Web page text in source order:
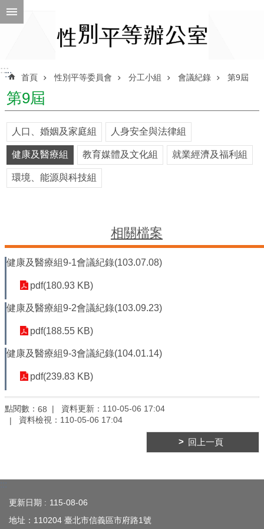
跳到主要內容區塊
ENGLISH
性
別
平
等
平
員
會
別
所
認
證
流
化
:::::: 首頁 性別平等委員會 分工小組 會議紀錄 第9屆
第9屆
人口、婚姻及家庭組 人身安全與法律組
健康及醫療組 教育媒體及文化組 就業經濟及福利組
環境、能源與科技組
相關檔案
健康及醫療組9-1會議紀錄(103.07.08)
pdf(180.93 KB)
健康及醫療組9-2會議紀錄(103.09.23)
pdf(188.55 KB)
健康及醫療組9-3會議紀錄(104.01.14)
pdf(239.83 KB)
點閱數： 68 資料更新： 110-05-06 17:04
資料檢視： 110-05-06 17:04
回上一頁
:::
更新日期
115-08-06
地址：110204 臺北市信義區市府路1號